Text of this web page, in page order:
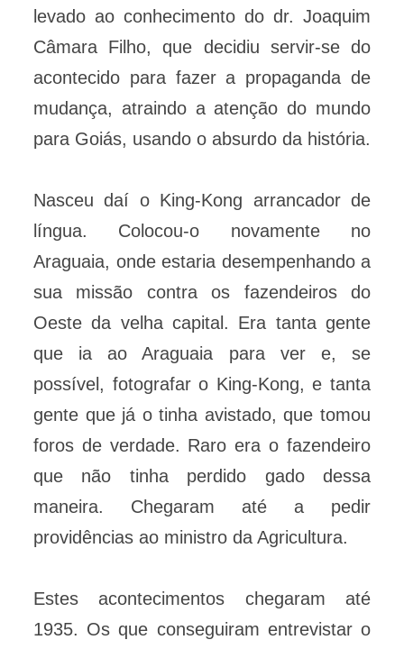
levado ao conhecimento do dr. Joaquim
Câmara Filho, que decidiu servir-se do
acontecido para fazer a propaganda de
mudança, atraindo a atenção do mundo
para Goiás, usando o absurdo da história.
Nasceu daí o King-Kong arrancador de
língua. Colocou-o novamente no
Araguaia, onde estaria desempenhando a
sua missão contra os fazendeiros do
Oeste da velha capital. Era tanta gente
que ia ao Araguaia para ver e, se
possível, fotografar o King-Kong, e tanta
gente que já o tinha avistado, que tomou
foros de verdade. Raro era o fazendeiro
que não tinha perdido gado dessa
maneira. Chegaram até a pedir
providências ao ministro da Agricultura.
Estes acontecimentos chegaram até
1935. Os que conseguiram entrevistar o